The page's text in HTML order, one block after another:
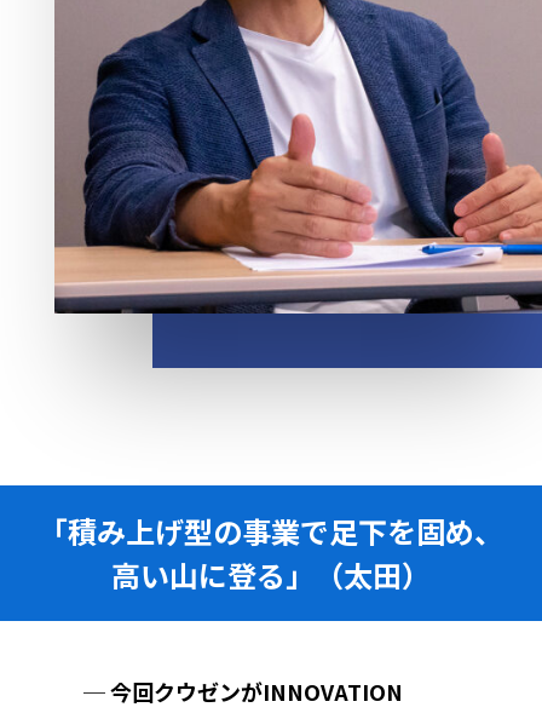
「積み上げ型の事業で足下を固め、
高い山に登る」（太田）
─ 今回クウゼンがINNOVATION